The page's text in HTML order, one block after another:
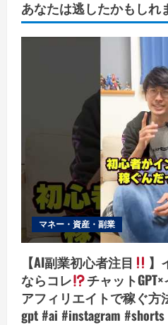
あなたは逃したかもしれ
マネー・資産・副業
【AI副業初心者注目
】
ならコレ
チャット
アフィリエイトで稼ぐ方
gpt #ai #instagram #shorts